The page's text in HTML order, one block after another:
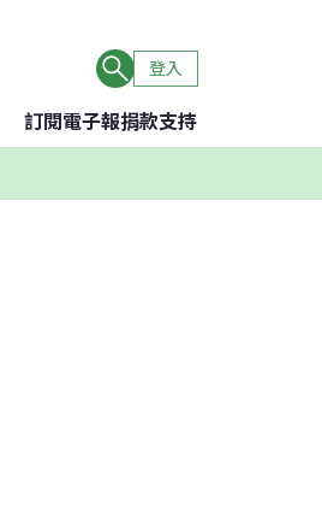
登入
訂閱電子報捐款支持